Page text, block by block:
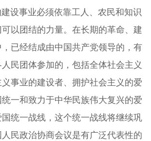
事业必须依靠工人、农民和知识
以团结的力量。在长期的革命、建
已经结成由中国共产党领导的，有
民团体参加的，包括全体社会主义
事业的建设者、拥护社会主义的爱
一和致力于中华民族伟大复兴的爱
统一战线，这个统一战线将继续巩
民政治协商会议是有广泛代表性的